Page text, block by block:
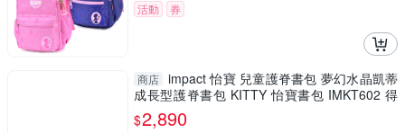
活動 券
商店 impact 怡寶 兒童護脊書包 夢幻水晶凱蒂
成長型護脊書包 KITTY 怡寶書包 IMKT602 得
意時袋
$2,890